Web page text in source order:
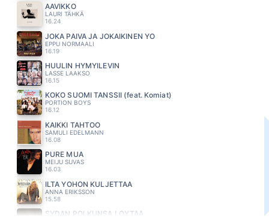
AAVIKKO
LAURI TÄHKÄ
16.24
JOKA PÄIVÄ JA JOKAIKINEN YÖ
EPPU NORMAALI
16.19
HUULIN HYMYILEVIN
LASSE LAAKSO
16.15
KOKO SUOMI TANSSII (feat. Komiat)
PORTION BOYS
16.12
KAIKKI TAHTOO
SAMULI EDELMANN
16.08
PURE MUA
MEIJU SUVAS
16.03
ILTA YÖHÖN KULJETTAA
ANNA ERIKSSON
15.58
SYDÄN POLKUNSA LÖYTÄÄ